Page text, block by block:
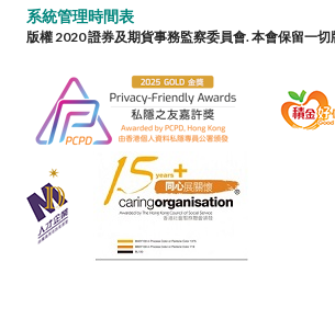
系統管理時間表
版權 2020 證券及期貨事務監察委員會. 本會保留一切